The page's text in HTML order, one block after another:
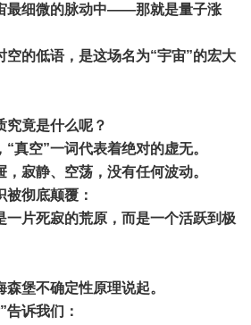
最细微的脉动中——那就是量子涨
空的低语，是这场名为“宇宙”的宏大
究竟是什么呢？
真空”一词代表着绝对的虚无。
寂静、空荡，没有任何波动。
彻底颠覆：
一片死寂的荒原，而是一个活跃到极
堡不确定性原理说起。
告诉我们：